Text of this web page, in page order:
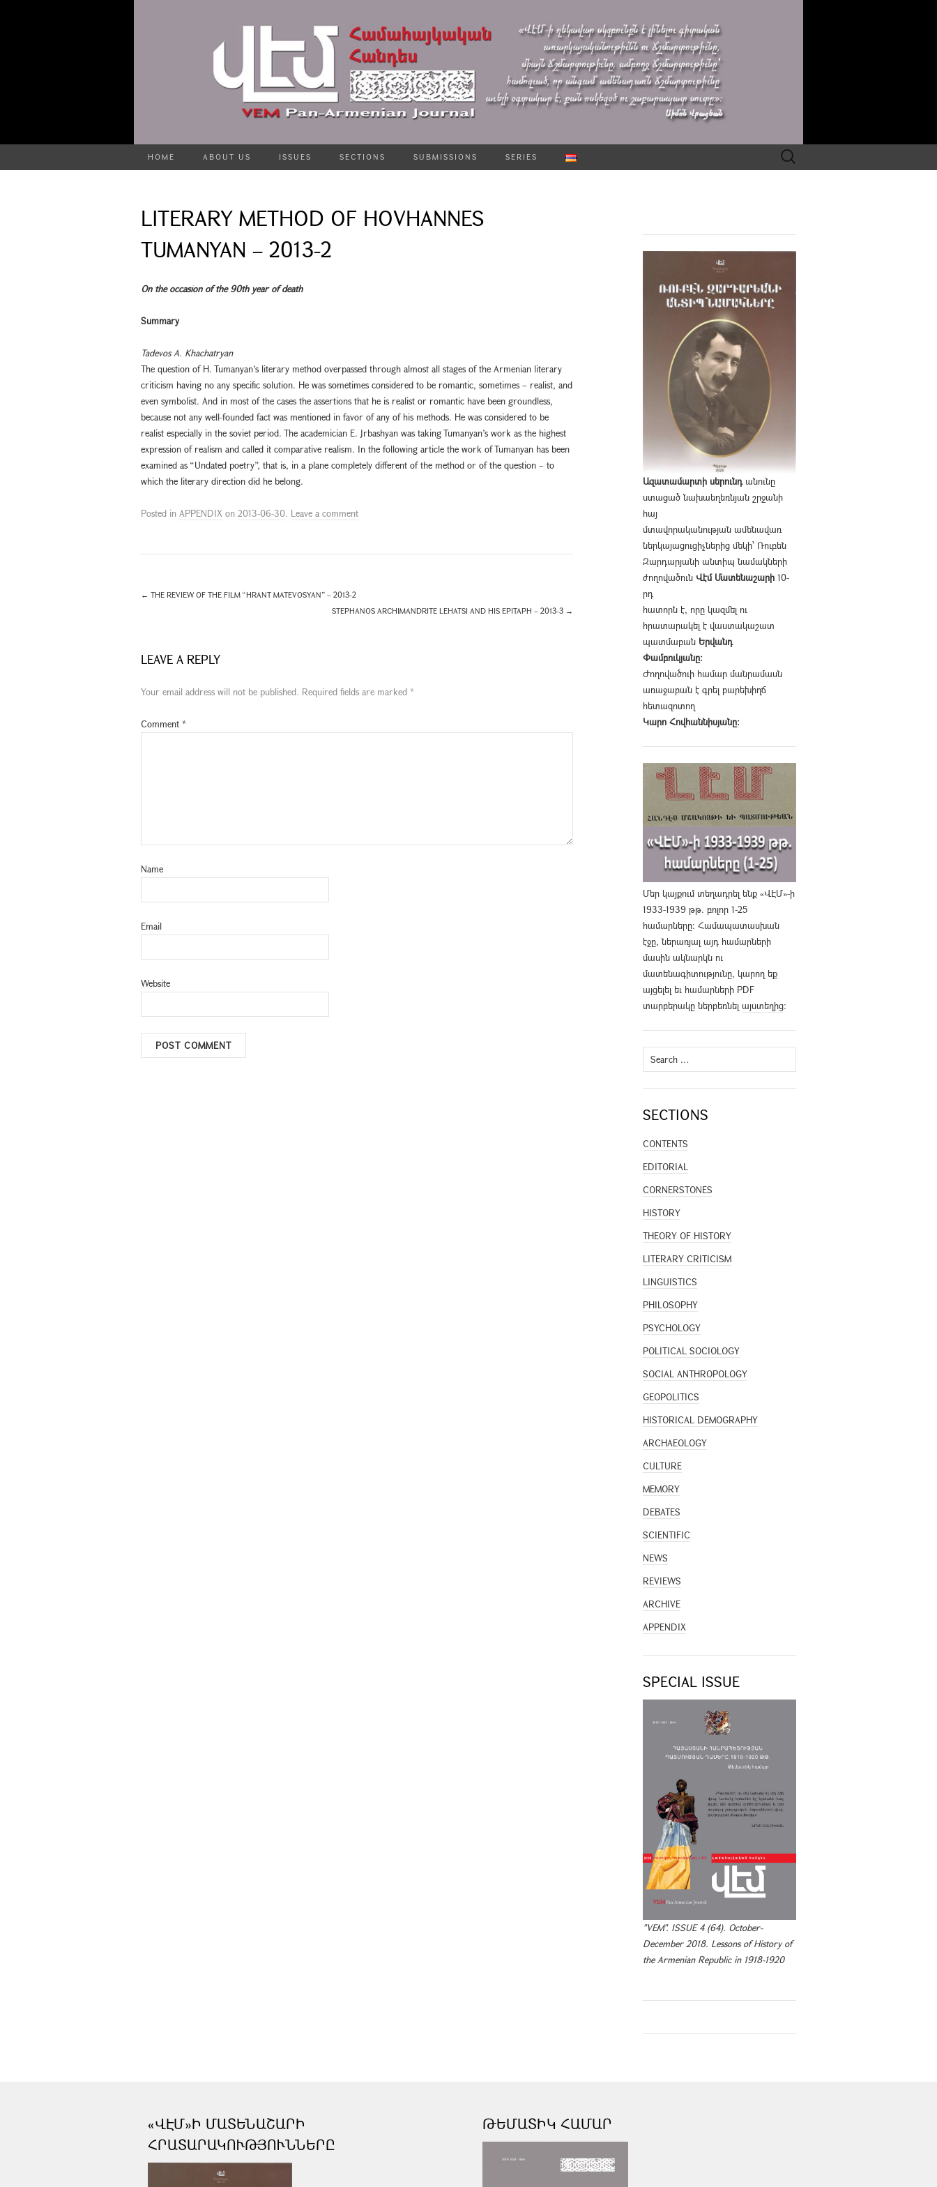
HOME ABOUT US ISSUES SECTIONS SUBMISSIONS SERIES
Search
for:
LITERARY METHOD OF HOVHANNES
TUMANYAN – 2013-2
On the occasion of the 90th year of death
Summary
Tadevos A. Khachatryan
The question of H. Tumanyan’s literary method overpassed through almost all stages of the Armenian literary
criticism having no any specific solution. He was sometimes considered to be romantic, sometimes – realist, and
even symbolist. And in most of the cases the assertions that he is realist or romantic have been groundless,
because not any well-founded fact was mentioned in favor of any of his methods. He was considered to be
realist especially in the soviet period. The academician E. Jrbashyan was taking Tumanyan’s work as the highest
expression of realism and called it comparative realism. In the following article the work of Tumanyan has been
examined as “Undated poetry”, that is, in a plane completely different of the method or of the question – to
which the literary direction did he belong.
Posted in APPENDIX on 2013-06-30. Leave a comment
← THE REVIEW OF THE FILM “HRANT MATEVOSYAN” – 2013-2
STEPHANOS ARCHIMANDRITE LEHATSI AND HIS EPITAPH – 2013-3 →
LEAVE A REPLY
Your email address will not be published. Required fields are marked *
Comment *
Name
Email
Website
Ազատամարտի սերունդանունը
ստացած նախաեղեռնյան շրջանի
հայ
մտավորականության ամենավառ
ներկայացուցիչներից մեկի՝ Ռուբեն
Զարդարյանի անտիպ նամակների
ժողովածուն Վէմ Մատենաշարի 10-
րդ
հատորն է, որը կազմել ու
հրատարակել է վաստակաշատ
պատմաբան Երվանդ
Փամբուկյանը։
Ժողովածուի համար մանրամասն
առաջաբան է գրել բարեխիղճ
հետազոտող
Կարո Հովհաննիսյանը։
Մեր կայքում տեղադրել ենք «ՎԷՄ»-ի
1933-1939 թթ. բոլոր 1-25
համարները։ Համապատասխան
էջը, ներառյալ այդ համարների
մասին ակնարկն ու
մատենագիտությունը, կարող եք
այցելել եւ համարների PDF
տարբերակը ներբեռնել այստեղից։
Search
for:
SECTIONS
CONTENTS
EDITORIAL
CORNERSTONES
HISTORY
THEORY OF HISTORY
LITERARY CRITICISM
LINGUISTICS
PHILOSOPHY
PSYCHOLOGY
POLITICAL SOCIOLOGY
SOCIAL ANTHROPOLOGY
GEOPOLITICS
HISTORICAL DEMOGRAPHY
ARCHAEOLOGY
CULTURE
MEMORY
DEBATES
SCIENTIFIC
NEWS
REVIEWS
ARCHIVE
APPENDIX
SPECIAL ISSUE
"VEM". ISSUE 4 (64). October-
December 2018. Lessons of History of
the Armenian Republic in 1918-1920
«ՎԷՄ»Ի ՄԱՏԵՆԱՇԱՐԻ
ՀՐԱՏԱՐԱԿՈՒԹՅՈՒՆՆԵՐԸ
ԹԵՄԱՏԻԿ ՀԱՄԱՐ